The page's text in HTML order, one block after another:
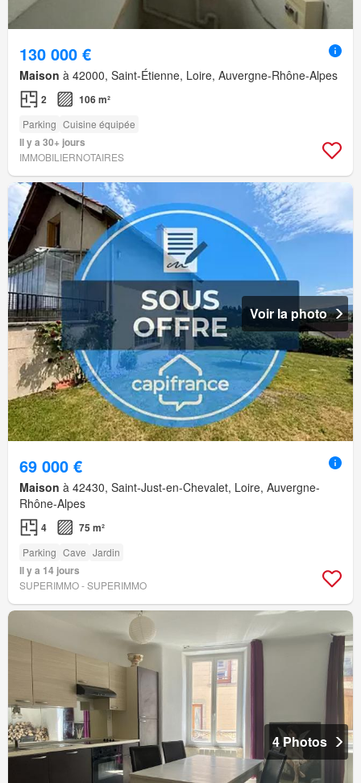
130 000 €
Maison à 42000, Saint-Étienne, Loire, Auvergne-Rhône-Alpes
2 106 m²
Parking Cuisine équipée
Il y a 30+ jours
IMMOBILIERNOTAIRES
Voir la photo
69 000 €
Maison à 42430, Saint-Just-en-Chevalet, Loire, Auvergne-
Rhône-Alpes
4 75 m²
Parking Cave Jardin
Il y a 14 jours
SUPERIMMO - SUPERIMMO
4 Photos